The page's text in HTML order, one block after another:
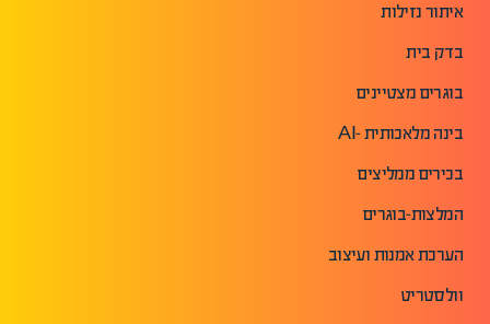
איתור נזילות
בדק בית
בוגרים מצטיינים
בינה מלאכותית -AI
בכירים ממליצים
המלצות-בוגרים
הערכת אמנות ועיצוב
וולסטריט